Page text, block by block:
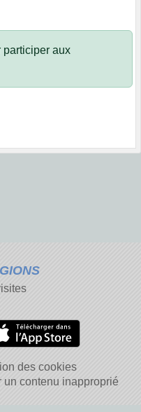
participer aux
des cookies
un contenu inapproprié